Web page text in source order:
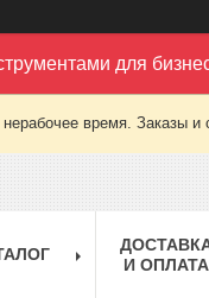
для
время. Заказы
И ОПЛАТА